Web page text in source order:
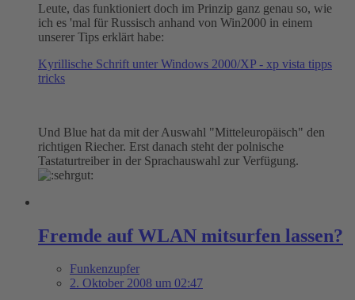
Leute, das funktioniert doch im Prinzip ganz genau so, wie
ich es 'mal für Russisch anhand von Win2000 in einem
unserer Tips erklärt habe:
Kyrillische Schrift unter Windows 2000/XP - xp vista tipps
tricks
Und Blue hat da mit der Auswahl "Mitteleuropäisch" den
richtigen Riecher. Erst danach steht der polnische
Tastaturtreiber in der Sprachauswahl zur Verfügung.
Fremde auf WLAN mitsurfen lassen?
Funkenzupfer
2. Oktober 2008 um 02:47